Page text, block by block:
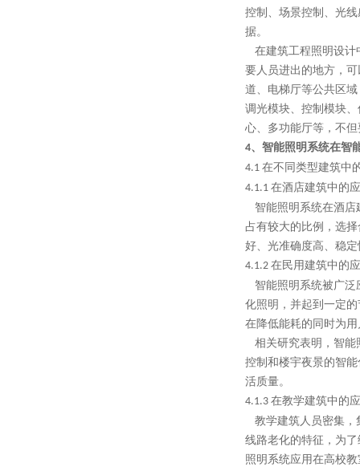
控制、场景控制、光
据。
在建筑工程照明设计
要人员进出的地方，
道、电梯厅等公共区
调光模块、控制模块
心、多功能厅等，不
4、智能照明系统在智
4.1 在不同类型建筑中
4.1.1 在酒店建筑中的
智能照明系统在酒店
占有较大的比例，选
好、光准确度高、稳
4.1.2 在民用建筑中的
智能照明系统被广泛
化照明，并起到一定
在降低能耗的同时为
相关研究表明，智能
控制和楼宇夜景的智
活质量。
4.1.3 在教学建筑中的
教学建筑人员密集，
线路老化的特征，为
照明系统应用在高校